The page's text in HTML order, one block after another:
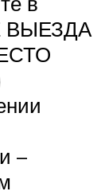
ВЫЕЗДА
–